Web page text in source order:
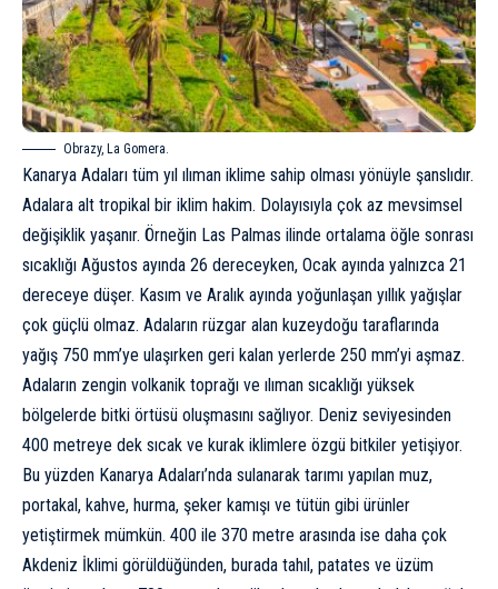
Obrazy, La Gomera.
Kanarya Adaları tüm yıl ılıman iklime sahip olması yönüyle şanslıdır.
Adalara alt tropikal bir iklim hakim. Dolayısıyla çok az mevsimsel
değişiklik yaşanır. Örneğin Las Palmas ilinde ortalama öğle sonrası
sıcaklığı Ağustos ayında 26 dereceyken, Ocak ayında yalnızca 21
dereceye düşer. Kasım ve Aralık ayında yoğunlaşan yıllık yağışlar
çok güçlü olmaz. Adaların rüzgar alan kuzeydoğu taraflarında
yağış 750 mm’ye ulaşırken geri kalan yerlerde 250 mm’yi aşmaz.
Adaların zengin volkanik toprağı ve ılıman sıcaklığı yüksek
bölgelerde bitki örtüsü oluşmasını sağlıyor. Deniz seviyesinden
400 metreye dek sıcak ve kurak iklimlere özgü bitkiler yetişiyor.
Bu yüzden Kanarya Adaları’nda sulanarak tarımı yapılan muz,
portakal, kahve, hurma, şeker kamışı ve tütün gibi ürünler
yetiştirmek mümkün. 400 ile 370 metre arasında ise daha çok
Akdeniz İklimi görüldüğünden, burada tahıl, patates ve üzüm